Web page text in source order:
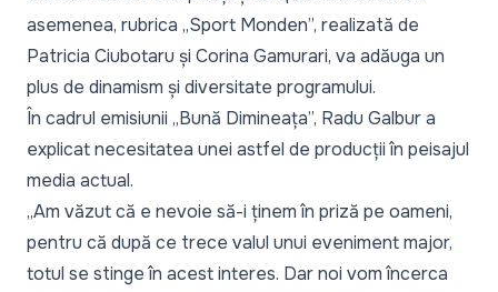
asemenea, rubrica „Sport Monden”, realizată de
Patricia Ciubotaru și Corina Gamurari, va adăuga un
plus de dinamism și diversitate programului.
În cadrul emisiunii „Bună Dimineața”, Radu Galbur a
explicat necesitatea unei astfel de producții în peisajul
media actual.
„Am văzut că e nevoie să-i ținem în priză pe oameni,
pentru că după ce trece valul unui eveniment major,
totul se stinge în acest interes. Dar noi vom încerca